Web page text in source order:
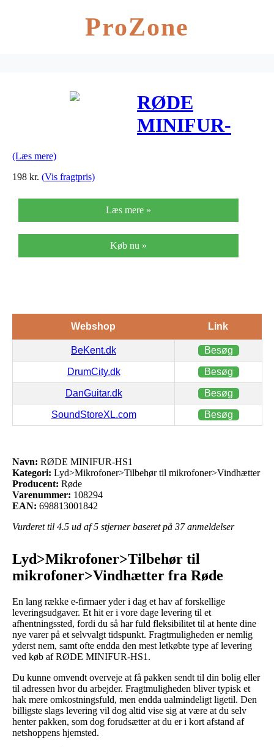
ProZone
RØDE
MINIFUR-
(Læs mere)
198 kr. (Vis fragtpris)
Læs mere »
Køb nu »
Webshop Link
BeKent.dk Besøg
DrumCity.dk Besøg
DanGuitar.dk Besøg
SoundStoreXL.com Besøg
Navn: RØDE MINIFUR-HS1
Kategori: Lyd>Mikrofoner>Tilbehør til mikrofoner>Vindhætter
Producent: Røde
Varenummer: 108294
EAN: 698813001842
Vurderet til 4.5 ud af 5 stjerner baseret på 37anmeldelser
Lyd>Mikrofoner>Tilbehør til
mikrofoner>Vindhætter fra Røde
En lang række e-firmaer yder i dag et hav af forskellige
leveringsudgaver. Et hit er i vore dage levering til et
afhentningssted, fordi du så har fuld fleksibilitet til at hente dine
nye varer på et selvvalgt tidspunkt. Fragtmuligheden er nemlig
yderst nem, samt ofte endda den mest letkøbte type af levering
ved køb af RØDE MINIFUR-HS1.
Du kunne omvendt overveje at få pakken sendt til din bolig eller
til adressen hvor du arbejder. Fragtmuligheden bliver typisk et
hak mere omkostningsfuld, men endda ualmindeligt ligetil. Den
billigste slags levering vil dog altid vise sig at være at du selv
henter pakken, som dog forudsætter at du er i kort afstand af
netshoppens hjemsted.